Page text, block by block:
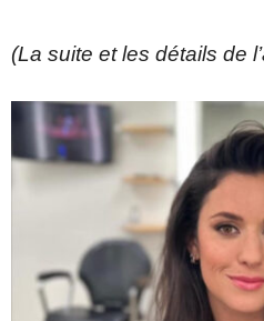
(La suite et les détails de